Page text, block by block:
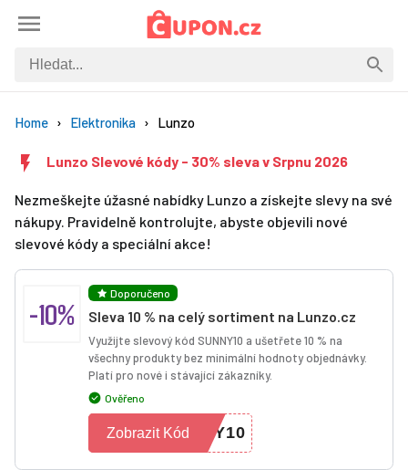
Home Elektronika Lunzo
Lunzo Slevové kódy - 30% sleva v Srpnu 2026
Nezmeškejte úžasné nabídky Lunzo a získejte slevy na své
nákupy. Pravidelně kontrolujte, abyste objevili nové
slevové kódy a speciální akce!
-10%
Doporučeno
Sleva 10 % na celý sortiment na Lunzo.cz
Využijte slevový kód SUNNY10 a ušetřete 10 % na
všechny produkty bez minimální hodnoty objednávky.
Platí pro nové i stávající zákazníky.
Ověřeno
NY10
Zobrazit Kód